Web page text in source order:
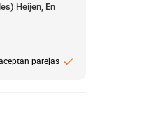
Heijen, En
parejas check